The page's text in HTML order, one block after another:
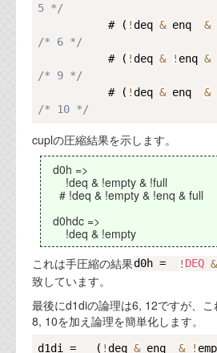
5 */
           # (
!deq & enq &
/* 6 */
           # (
!deq & ! enq &
/* 9 */
           # (
!deq & enq &
/* 10 */
cuplの圧縮結果を示します。
d0h =>
!deq & !empty & !full
# !deq & !empty & !enq & full
d0hdc =>
!deq & !empty
これは手圧縮の結果d0h = ! DEQ &
致しています。
最後にd1diの論理は6, 12ですが、
8, 10を加え論理を簡単化します。
d1di =   ( !deq & enq & !